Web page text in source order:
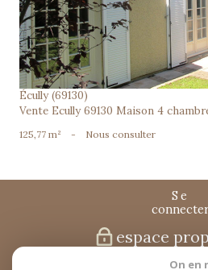
Écully (69130)
Vente Ecully 69130 Maison 4
125,77 m² - Nous consulter
se
espace
On en